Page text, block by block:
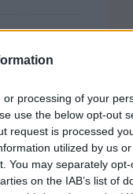
processing of your
use the below opt-out
request is processed
utilized by us
You may separately
on the IAB’s list of
Laura
Tramonto
alla